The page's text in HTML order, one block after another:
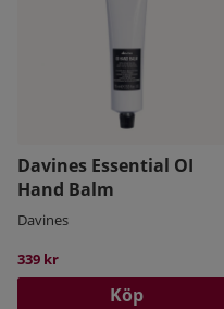
Davines Essential OI
Hand Balm
Davines
339 kr
Köp